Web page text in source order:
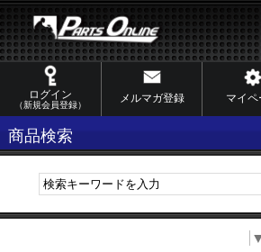
ログイン
（新規会員登録）
メルマガ登録 マイペ
商品検索